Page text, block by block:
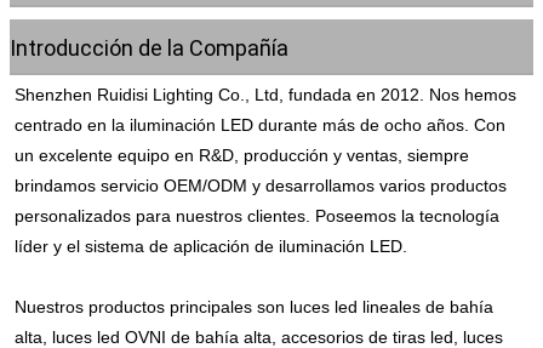
Introducción de la Compañía
Shenzhen Ruidisi Lighting Co., Ltd, fundada en 2012. Nos hemos
centrado en la iluminación LED durante más de ocho años. Con
un excelente equipo en R&D, producción y ventas, siempre
brindamos servicio OEM/ODM y desarrollamos varios productos
personalizados para nuestros clientes. Poseemos la tecnología
líder y el sistema de aplicación de iluminación LED.
Nuestros productos principales son luces led lineales de bahía
alta, luces led OVNI de bahía alta, accesorios de tiras led, luces